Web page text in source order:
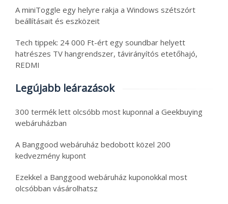
A miniToggle egy helyre rakja a Windows szétszórt
beállításait és eszközeit
Tech tippek: 24 000 Ft-ért egy soundbar helyett
hatrészes TV hangrendszer, távirányítós etetőhajó,
REDMI
Legújabb leárazások
300 termék lett olcsóbb most kuponnal a Geekbuying
webáruházban
A Banggood webáruház bedobott közel 200
kedvezmény kupont
Ezekkel a Banggood webáruház kuponokkal most
olcsóbban vásárolhatsz